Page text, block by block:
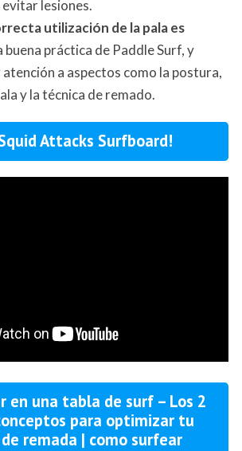
lesiones.
utilización de la pala es
buena práctica de Paddle Surf, y
a aspectos como la postura,
y la técnica de remado.
Attacks Surfboard!
en una tabla de surf – Los 2
para optimizar tu
remada | como surfear